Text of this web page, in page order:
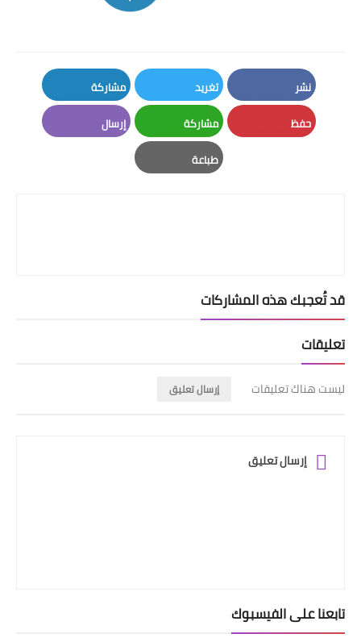
نشر
Facebook
تغريد
Twitter
مشاركة
LinkedIn
حفظ مشاركة
Whatsapp
إرسال
طباعة
قد تُعجبك هذه المشاركات
تعليقات
ليست هناك تعليقات إرسال تعليق
إرسال تعليق
تابعنا على الفيسبوك